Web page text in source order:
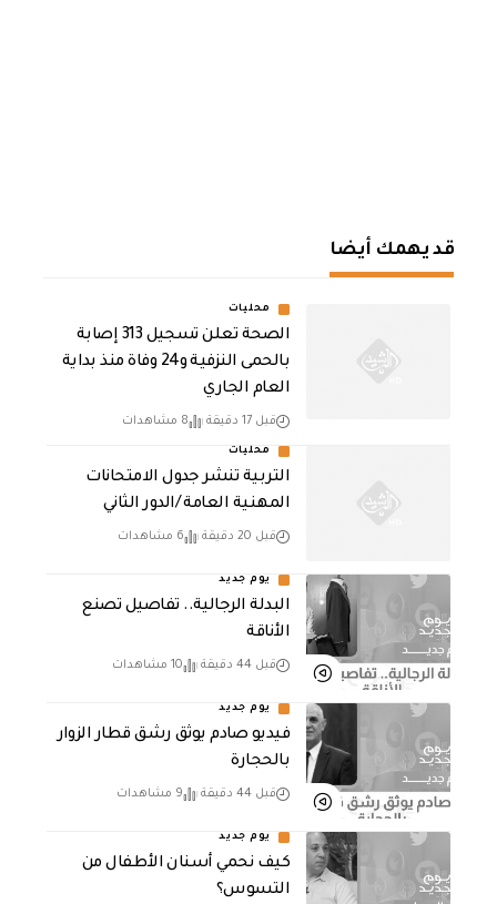
قد يهمك أيضا
محليات
الصحة تعلن تسجيل 313 إصابة
بالحمى النزفية و24 وفاة منذ بداية
العام الجاري
قبل 17 دقيقة 8 مشاهدات
محليات
التربية تنشر جدول الامتحانات
المهنية العامة /الدور الثاني
قبل 20 دقيقة 6 مشاهدات
يوم جديد
البدلة الرجالية.. تفاصيل تصنع
الأناقة
قبل 44 دقيقة 10 مشاهدات
يوم جديد
فيديو صادم يوثق رشق قطار الزوار
بالحجارة
قبل 44 دقيقة 9 مشاهدات
يوم جديد
كيف نحمي أسنان الأطفال من
التسوس؟